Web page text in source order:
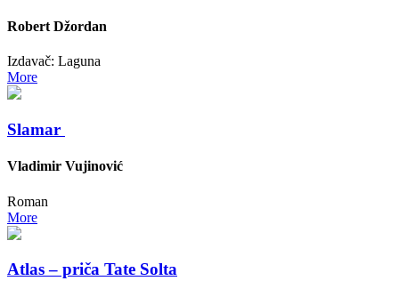
Robert Džordan
Izdavač: Laguna
More
Slamar
Vladimir Vujinović
Roman
More
Atlas – priča Tate Solta